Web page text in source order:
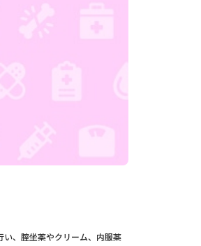
、腟坐薬やクリーム、内服薬